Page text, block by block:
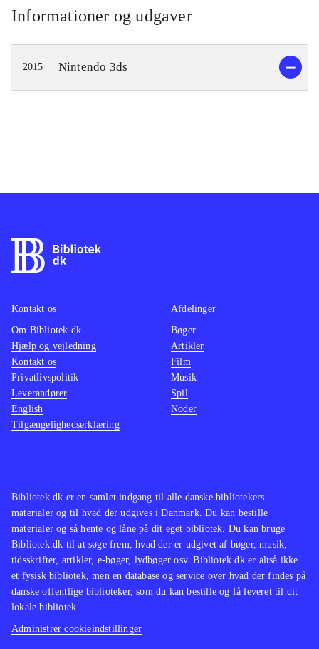
Informationer og udgaver
2015 Nintendo 3ds
Bibliotek.dk er en samlet indgang til alle danske bibliotekers
materialer og til hvad der udgives i Danmark. Du kan bestille
materialer og så hente og låne på dit eget bibliotek. Du kan bruge
Bibliotek.dk til at søge frem, hvad der er udgivet af bøger, musik,
tidsskrifter, artikler, e-bøger, lydbøger osv. Bibliotek.dk er altså ikke
et fysisk bibliotek, men en database og service over hvad der findes på
danske offentlige biblioteker, som du kan bestille og få leveret til dit
lokale bibliotek.
Administrer cookieindstillinger
Kontakt os
Om Bibliotek.dk
Hjælp og vejledning
Kontakt os
Privatlivspolitik
Leverandører
English
Tilgængelighedserklæring
Afdelinger
Bøger
Artikler
Film
Musik
Spil
Noder